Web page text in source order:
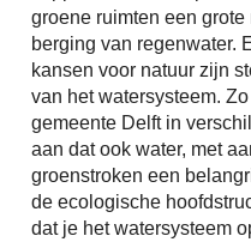
groene ruimten een
berging van regenwater.
kansen voor natuur zijn
van het watersysteem.
gemeente Delft in
aan dat ook water, met
groenstroken een
de ecologische
dat je het watersysteem